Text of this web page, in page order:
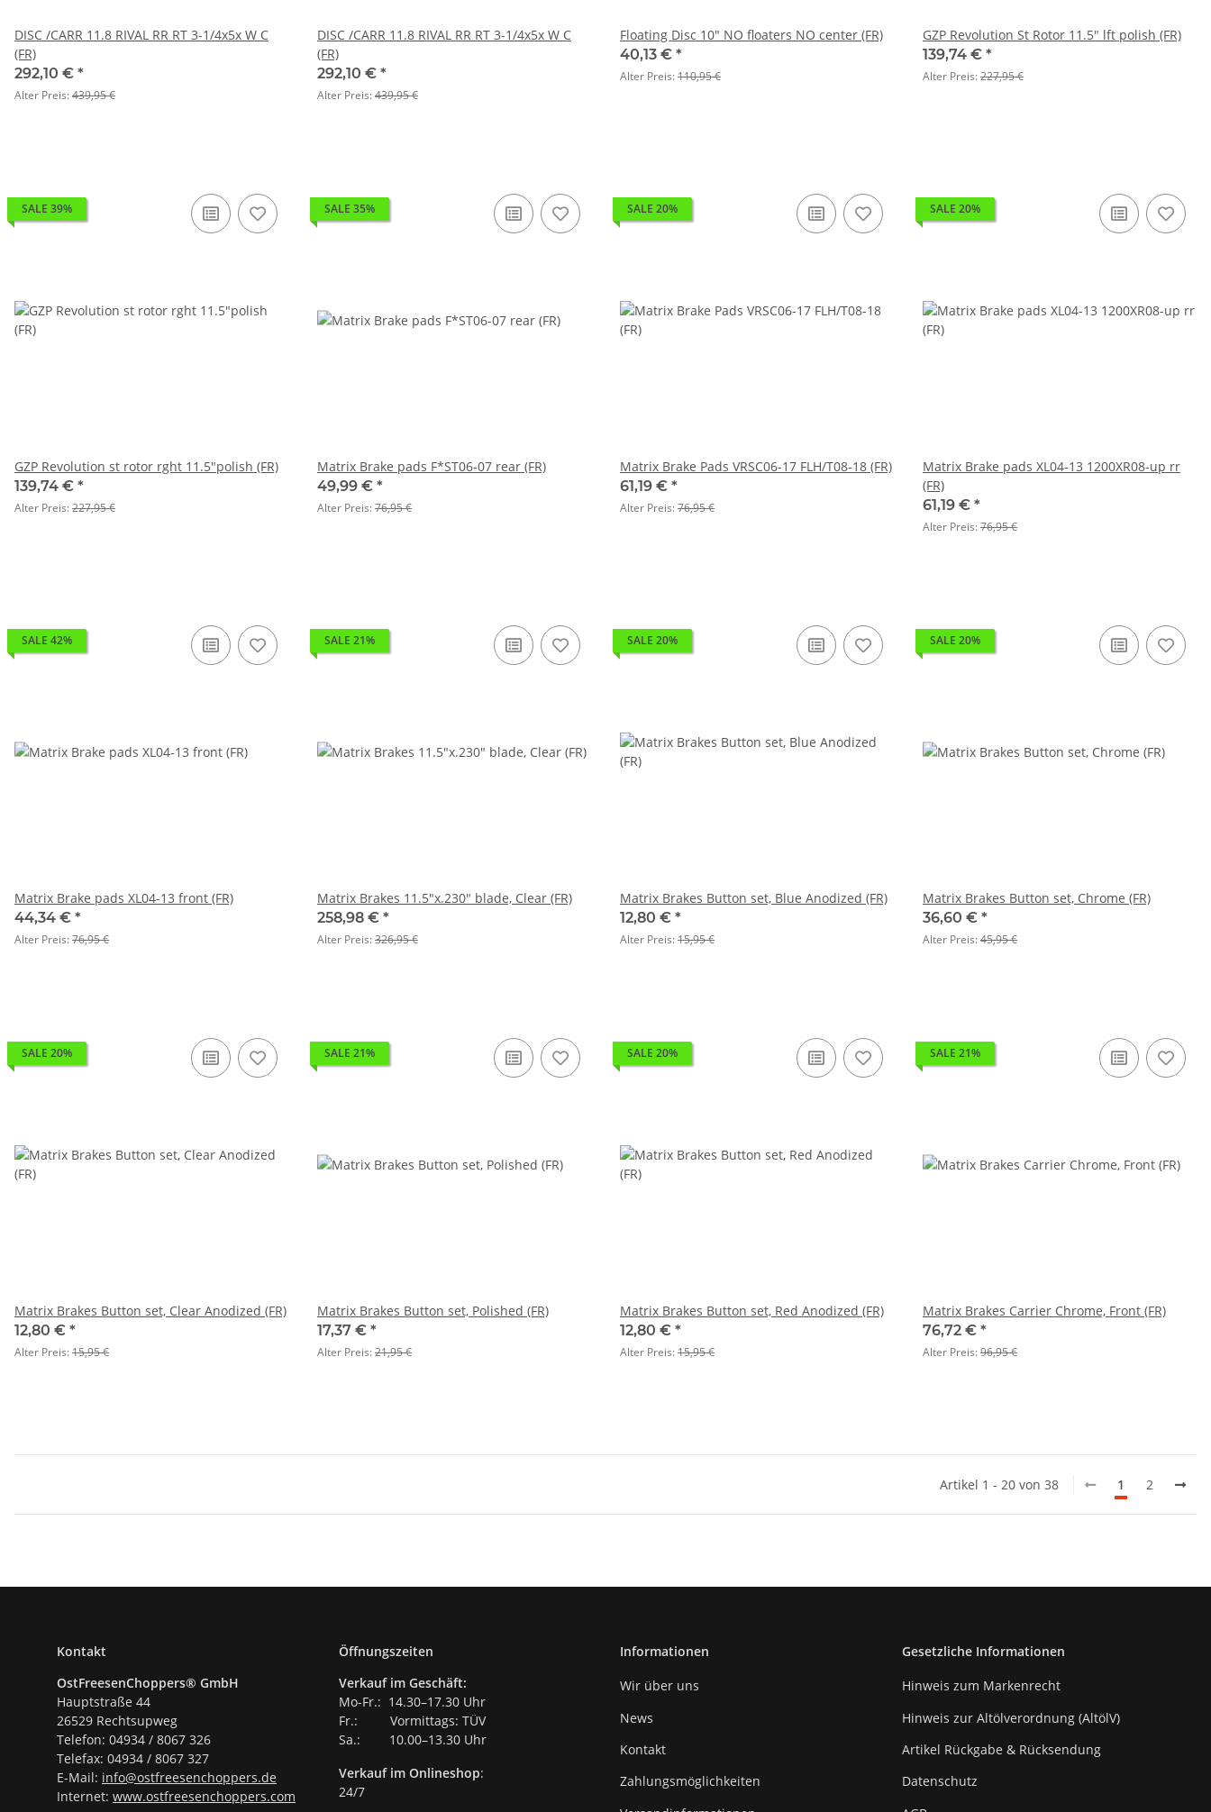
DISC /CARR 11.8 RIVAL RR RT 3-1/4x5x W C
(FR)
292,10 € *
Alter Preis:439,95 €
DISC /CARR 11.8 RIVAL RR RT 3-1/4x5x W C
(FR)
292,10 € *
Alter Preis:439,95 €
Floating Disc 10" NO floaters NO center (FR)
40,13 € *
Alter Preis:110,95 €
GZP Revolution St Rotor 11.5" lft polish (FR)
139,74 € *
Alter Preis:227,95 €
SALE 39%
GZP Revolution st rotor rght 11.5"polish (FR)
139,74 € *
Alter Preis:227,95 €
SALE 35%
Matrix Brake pads F*ST06-07 rear (FR)
49,99 € *
Alter Preis:76,95 €
SALE 20%
Matrix Brake Pads VRSC06-17 FLH/T08-18 (FR)
61,19 € *
Alter Preis:76,95 €
SALE 20%
Matrix Brake pads XL04-13 1200XR08-up rr
(FR)
61,19 € *
Alter Preis:76,95 €
SALE 42%
Matrix Brake pads XL04-13 front (FR)
44,34 € *
Alter Preis:76,95 €
SALE 21%
Matrix Brakes 11.5"x.230" blade, Clear (FR)
258,98 € *
Alter Preis:326,95 €
SALE 20%
Matrix Brakes Button set, Blue Anodized (FR)
12,80 € *
Alter Preis:15,95 €
SALE 20%
Matrix Brakes Button set, Chrome (FR)
36,60 € *
Alter Preis:45,95 €
SALE 20%
Matrix Brakes Button set, Clear Anodized (FR)
12,80 € *
Alter Preis:15,95 €
SALE 21%
Matrix Brakes Button set, Polished (FR)
17,37 € *
Alter Preis:21,95 €
SALE 20%
Matrix Brakes Button set, Red Anodized (FR)
12,80 € *
Alter Preis:15,95 €
SALE 21%
Matrix Brakes Carrier Chrome, Front (FR)
76,72 € *
Alter Preis:96,95 €
Artikel 1 - 20 von 38 1 2
Kontakt
OstFreesenChoppers® GmbH
Hauptstraße 44
26529 Rechtsupweg
Telefon: 04934 / 8067 326
Telefax: 04934 / 8067 327
E-Mail: info@ostfreesenchoppers.de
Internet: www.ostfreesenchoppers.com
Öffnungszeiten
Verkauf im Geschäft:
Mo-Fr.: 14.30–17.30 Uhr
Fr.: Vormittags: TÜV
Sa.: 10.00–13.30 Uhr
Verkauf im Onlineshop:
24/7
Informationen
Wir über uns
News
Kontakt
Zahlungsmöglichkeiten
Gesetzliche Informationen
Hinweis zum Markenrecht
Hinweis zur Altölverordnung (AltölV)
Artikel Rückgabe & Rücksendung
Datenschutz